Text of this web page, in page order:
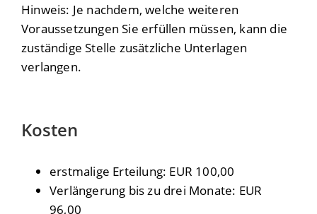
Hinweis: Je nachdem, welche weiteren
Voraussetzungen Sie erfüllen müssen, kann die
zuständige Stelle zusätzliche Unterlagen
verlangen.
Kosten
erstmalige Erteilung: EUR 100,00
Verlängerung bis zu drei Monate: EUR
96,00